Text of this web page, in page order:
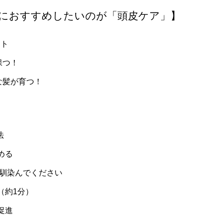
おすすめしたいのが「頭皮ケア」】
！
が育つ！
る
染んでください
1分）
進